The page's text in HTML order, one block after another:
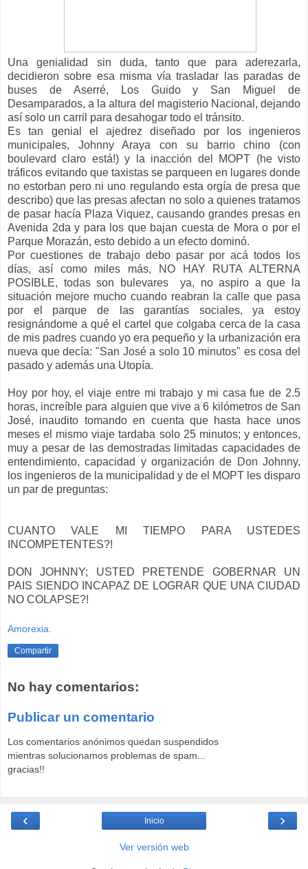
Una genialidad sin duda, tanto que para aderezarla,
decidieron sobre esa misma vía trasladar las paradas de
buses de Aserré, Los Guido y San Miguel de
Desamparados, a la altura del magisterio Nacional, dejando
así solo un carril para desahogar todo el tránsito.
Es tan genial el ajedrez diseñado por los ingenieros
municipales, Johnny Araya con su barrio chino (con
boulevard claro está!) y la inacción del MOPT (he visto
tráficos evitando que taxistas se parqueen en lugares donde
no estorban pero ni uno regulando esta orgía de presa que
describo) que las presas afectan no solo a quienes tratamos
de pasar hacía Plaza Viquez, causando grandes presas en
Avenida 2da y para los que bajan cuesta de Mora o por el
Parque Morazán, esto debido a un efecto dominó.
Por cuestiones de trabajo debo pasar por acá todos los
días, así como miles más, NO HAY RUTA ALTERNA
POSIBLE, todas son bulevares ya, no aspiro a que la
situación mejore mucho cuando reabran la calle que pasa
por el parque de las garantías sociales, ya estoy
resignándome a qué el cartel que colgaba cerca de la casa
de mis padres cuando yo era pequeño y la urbanización era
nueva que decía: "San José a solo 10 minutos" es cosa del
pasado y además una Utopía.
Hoy por hoy, el viaje entre mi trabajo y mi casa fue de 2.5
horas, increíble para alguien que vive a 6 kilómetros de San
José, inaudito tomando en cuenta que hasta hace unos
meses el mismo viaje tardaba solo 25 minutos; y entonces,
muy a pesar de las demostradas limitadas capacidades de
entendimiento, capacidad y organización de Don Johnny,
los ingenieros de la municipalidad y de el MOPT les disparo
un par de preguntas:
CUANTO VALE MI TIEMPO PARA USTEDES
INCOMPETENTES?!
DON JOHNNY; USTED PRETENDE GOBERNAR UN
PAIS SIENDO INCAPAZ DE LOGRAR QUE UNA CIUDAD
NO COLAPSE?!
Amorexia.
Compartir
No hay comentarios:
Publicar un comentario
Los comentarios anónimos quedan suspendidos
mientras solucionamos problemas de spam...
gracias!!
‹ ›
Inicio
Ver versión web